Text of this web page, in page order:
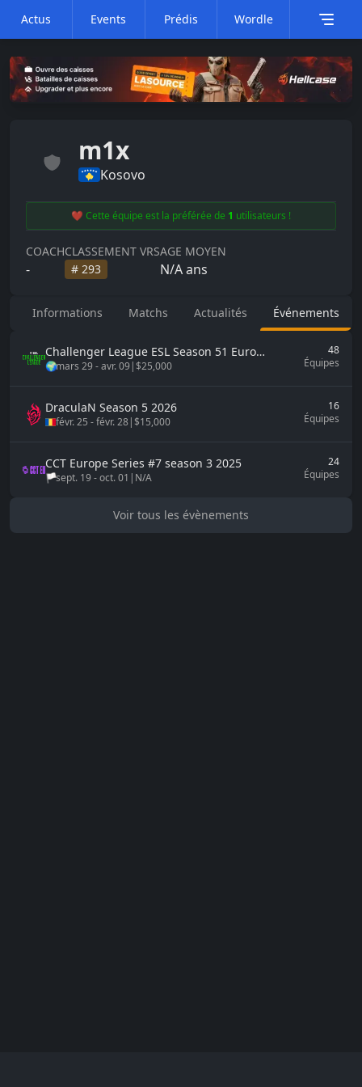
Actus Events Prédis Wordle
m1x
Kosovo
❤️ Cette équipe est la préférée de 1 utilisateurs !
COACH
-
CLASSEMENT VRS
# 293
AGE MOYEN
N/Aans
Informations Matchs Actualités Événements
Challenger League ESL Season 51 Europe - Cup #3 2026
🌍mars 29-avr. 09|$25,000
48
Équipes
DraculaN Season 5 2026
févr. 25 -févr. 28|$15,000
16
Équipes
CCT Europe Series #7 season 3 2025
🏳️sept. 19-oct. 01 | N/A
24
Équipes
Voir tous les évènements